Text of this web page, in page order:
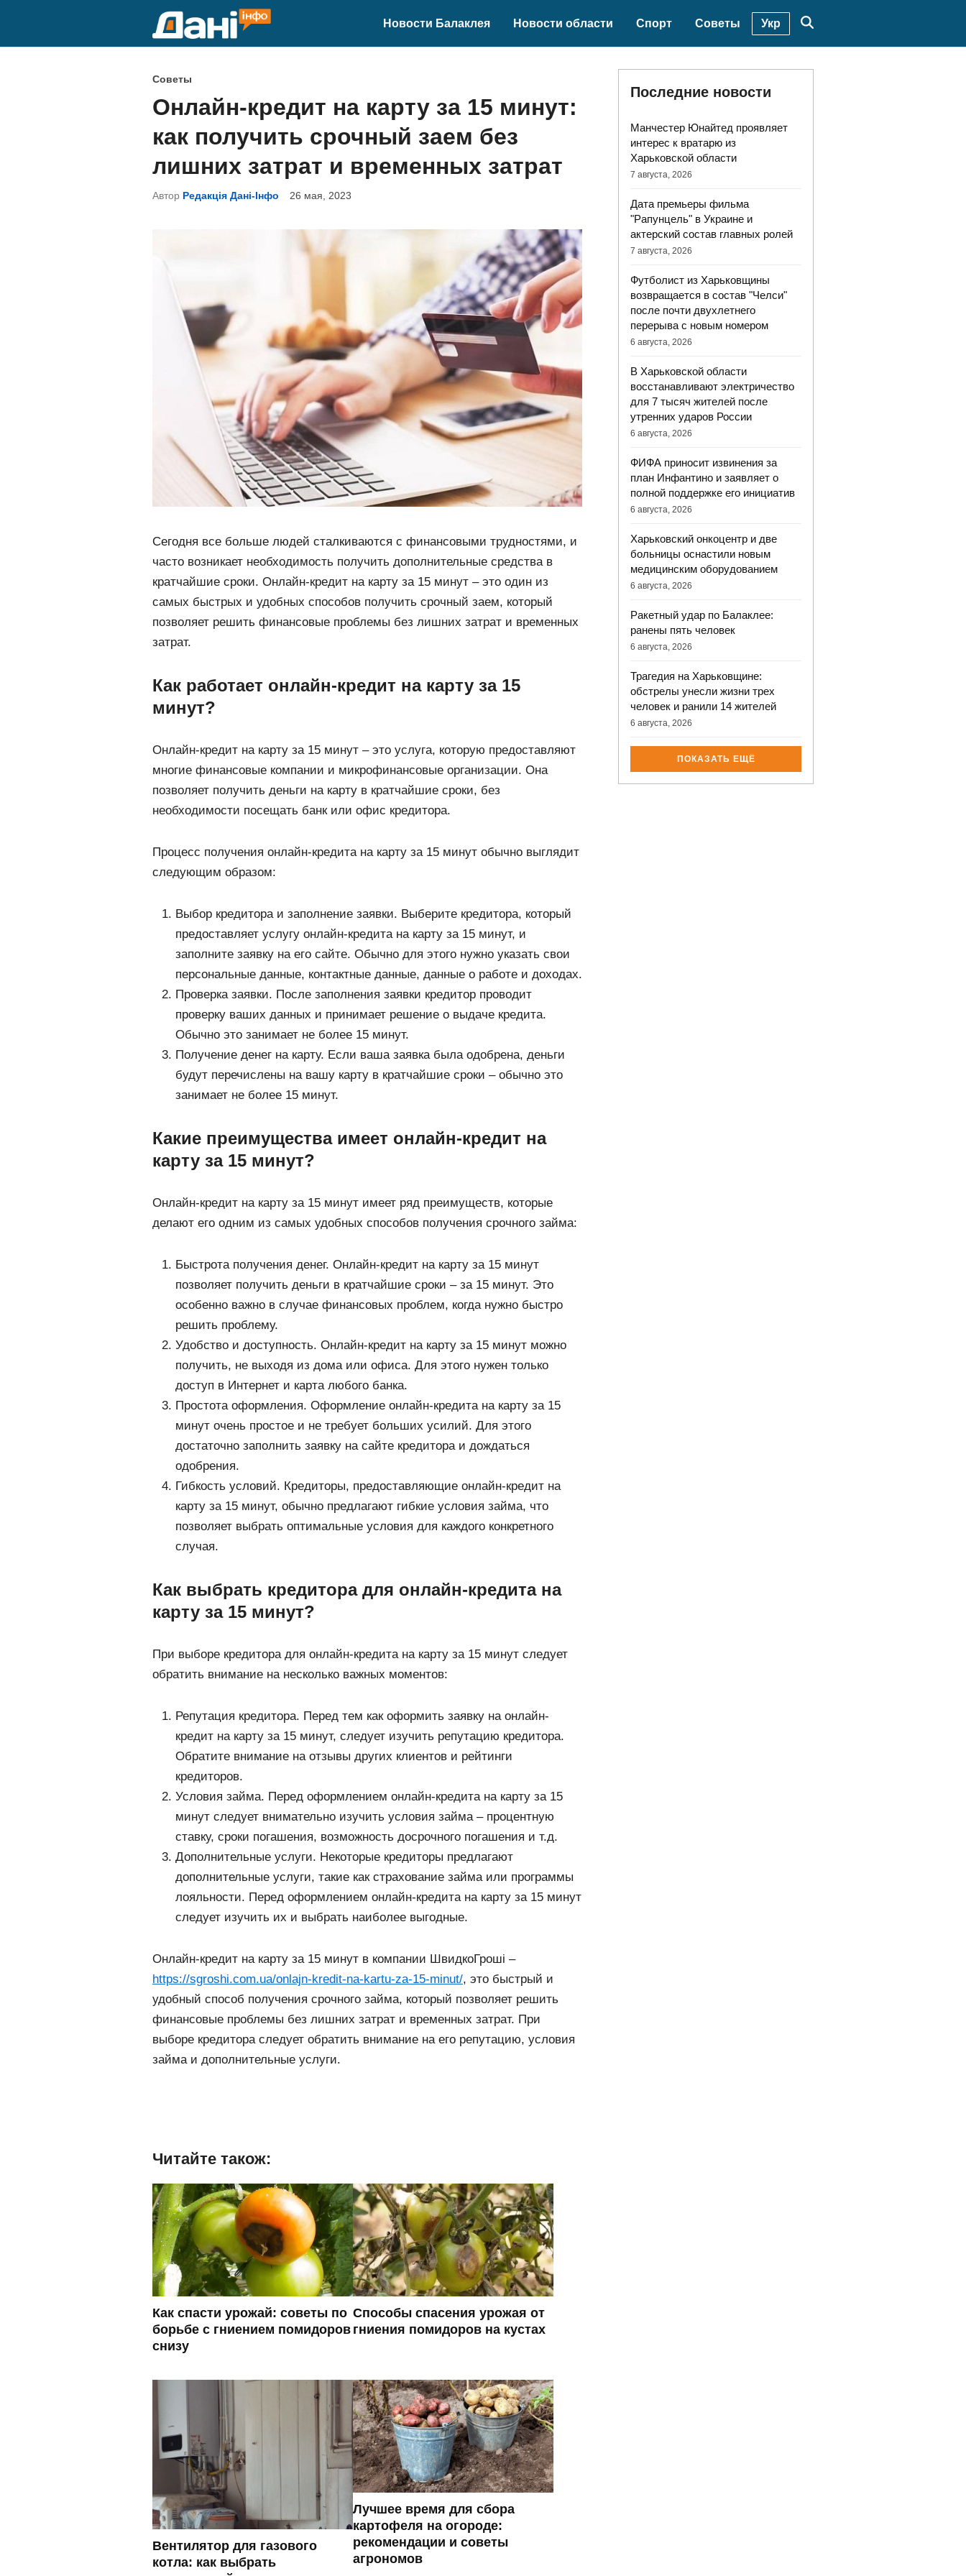
Новости Балаклея Новости области Спорт Советы Укр
О
п
у
б
л
и
к
Советы
Онлайн-кредит на карту за 15 минут:
как получить срочный заем без
лишних затрат и временных затрат
Автор Редакція Дані-Інфо 26 мая, 2023
Сегодня все больше людей сталкиваются с финансовыми трудностями, и
часто возникает необходимость получить дополнительные средства в
кратчайшие сроки. Онлайн-кредит на карту за 15 минут – это один из
самых быстрых и удобных способов получить срочный заем, который
позволяет решить финансовые проблемы без лишних затрат и временных
затрат.
Как работает онлайн-кредит на карту за 15
минут?
Онлайн-кредит на карту за 15 минут – это услуга, которую предоставляют
многие финансовые компании и микрофинансовые организации. Она
позволяет получить деньги на карту в кратчайшие сроки, без
необходимости посещать банк или офис кредитора.
Процесс получения онлайн-кредита на карту за 15 минут обычно выглядит
следующим образом:
Выбор кредитора и заполнение заявки. Выберите кредитора, который
предоставляет услугу онлайн-кредита на карту за 15 минут, и
заполните заявку на его сайте. Обычно для этого нужно указать свои
персональные данные, контактные данные, данные о работе и доходах.
Проверка заявки. После заполнения заявки кредитор проводит
проверку ваших данных и принимает решение о выдаче кредита.
Обычно это занимает не более 15 минут.
Получение денег на карту. Если ваша заявка была одобрена, деньги
будут перечислены на вашу карту в кратчайшие сроки – обычно это
занимает не более 15 минут.
Какие преимущества имеет онлайн-кредит на
карту за 15 минут?
Онлайн-кредит на карту за 15 минут имеет ряд преимуществ, которые
делают его одним из самых удобных способов получения срочного займа:
Быстрота получения денег. Онлайн-кредит на карту за 15 минут
позволяет получить деньги в кратчайшие сроки – за 15 минут. Это
особенно важно в случае финансовых проблем, когда нужно быстро
решить проблему.
Удобство и доступность. Онлайн-кредит на карту за 15 минут можно
получить, не выходя из дома или офиса. Для этого нужен только
доступ в Интернет и карта любого банка.
Простота оформления. Оформление онлайн-кредита на карту за 15
минут очень простое и не требует больших усилий. Для этого
достаточно заполнить заявку на сайте кредитора и дождаться
одобрения.
Гибкость условий. Кредиторы, предоставляющие онлайн-кредит на
карту за 15 минут, обычно предлагают гибкие условия займа, что
позволяет выбрать оптимальные условия для каждого конкретного
случая.
Как выбрать кредитора для онлайн-кредита на
карту за 15 минут?
При выборе кредитора для онлайн-кредита на карту за 15 минут следует
обратить внимание на несколько важных моментов:
Репутация кредитора. Перед тем как оформить заявку на онлайн-
кредит на карту за 15 минут, следует изучить репутацию кредитора.
Обратите внимание на отзывы других клиентов и рейтинги
кредиторов.
Условия займа. Перед оформлением онлайн-кредита на карту за 15
минут следует внимательно изучить условия займа – процентную
ставку, сроки погашения, возможность досрочного погашения и т.д.
Дополнительные услуги. Некоторые кредиторы предлагают
дополнительные услуги, такие как страхование займа или программы
лояльности. Перед оформлением онлайн-кредита на карту за 15 минут
следует изучить их и выбрать наиболее выгодные.
Онлайн-кредит на карту за 15 минут в компании ШвидкоГроші –
https://sgroshi.com.ua/onlajn-kredit-na-kartu-za-15-minut/, это быстрый и
удобный способ получения срочного займа, который позволяет решить
финансовые проблемы без лишних затрат и временных затрат. При
выборе кредитора следует обратить внимание на его репутацию, условия
займа и дополнительные услуги.
Читайте також:
Как спасти урожай: советы по
борьбе с гниением помидоров
снизу
Способы спасения урожая от
гниения помидоров на кустах
Вентилятор для газового
котла: как выбрать
Лучшее время для сбора
картофеля на огороде:
рекомендации и советы
агрономов
Последние новости
Манчестер Юнайтед проявляет
интерес к вратарю из
Харьковской области
7 августа, 2026
Дата премьеры фильма
"Рапунцель" в Украине и
актерский состав главных ролей
7 августа, 2026
Футболист из Харьковщины
возвращается в состав "Челси"
после почти двухлетнего
перерыва с новым номером
6 августа, 2026
В Харьковской области
восстанавливают электричество
для 7 тысяч жителей после
утренних ударов России
6 августа, 2026
ФИФА приносит извинения за
план Инфантино и заявляет о
полной поддержке его инициатив
6 августа, 2026
Харьковский онкоцентр и две
больницы оснастили новым
медицинским оборудованием
6 августа, 2026
Ракетный удар по Балаклее:
ранены пять человек
6 августа, 2026
Трагедия на Харьковщине:
обстрелы унесли жизни трех
человек и ранили 14 жителей
6 августа, 2026
ПОКАЗАТЬ ЕЩЁ